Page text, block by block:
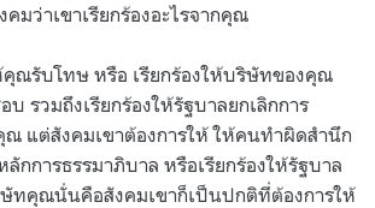
คมว่าเขาเรียกร้องอะไรจากคุณ
คุณรับโทษ หรือ เรียกร้องให้บริษัทของคุณ
รวมถึงเรียกร้องให้รัฐบาลยกเลิกการ
ณ แต่สังคมเขาต้องการให้ ให้คนทำผิดสำนึก
กการธรรมาภิบาล หรือเรียกร้องให้รัฐบาล
ทคุณนั่นคือสังคมเขาก็เป็นปกติที่ต้องการให้